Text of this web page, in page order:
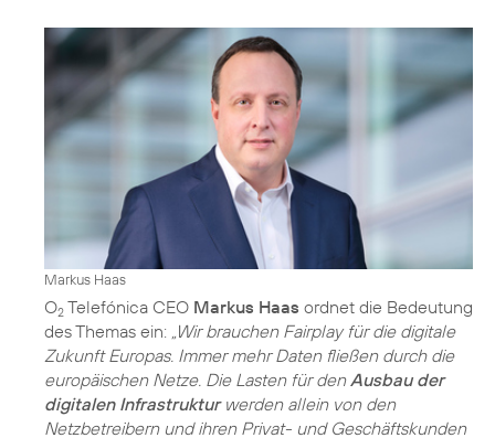
Markus Haas
O2 Telefónica CEO Markus Haas ordnet die Bedeutung
des Themas ein: „Wir brauchen Fairplay für die digitale
Zukunft Europas. Immer mehr Daten fließen durch die
europäischen Netze. Die Lasten für denAusbau der
digitalen Infrastrukturwerden allein von den
Netzbetreibern und ihren Privat- und Geschäftskunden